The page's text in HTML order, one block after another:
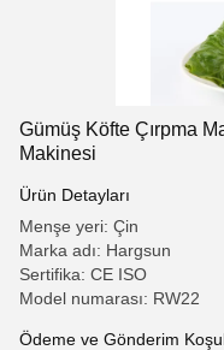
Gümüş Köfte Çırpma
Makinesi
Ürün Detayları
Menşe yeri: Çin
Marka adı: Hargsun
Sertifika: CE ISO
Model numarası: RW22
Ödeme ve Gönderim